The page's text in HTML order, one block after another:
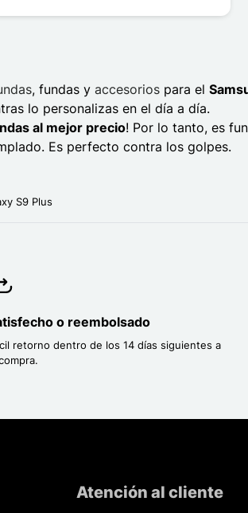
, fundas y accesorios para el
lo personalizas en el día a día.
al mejor precio! Por lo tanto, es
Es perfecto contra los golpes.
S9 Plus
o reembolsado
retorno dentro de los 14 días siguientes a
Atención al cliente